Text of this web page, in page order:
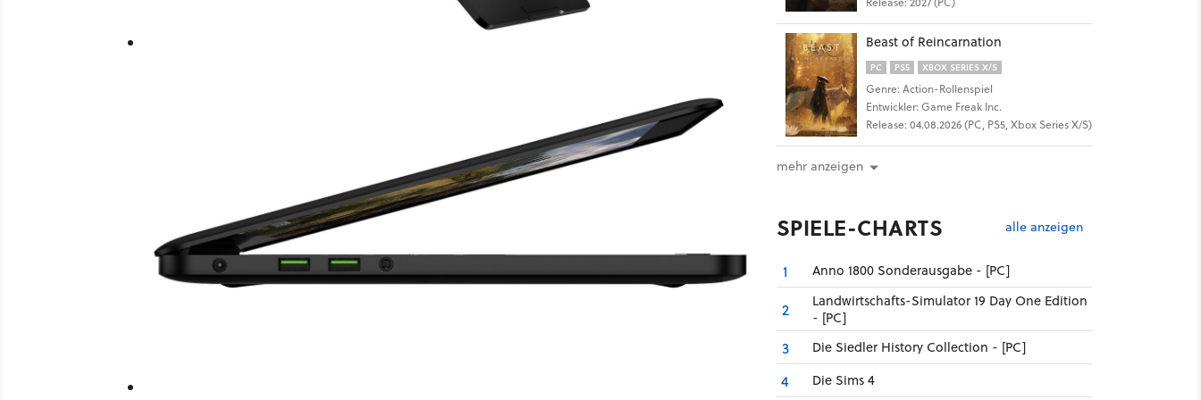
Beast of Reincarnation
PC PS5 XBOX SERIES X/S
Genre: Action-Rollenspiel
Entwickler: Game Freak Inc.
Release: 04.08.2026 (PC, PS5, Xbox Series X/S)
mehr anzeigen
SPIELE-CHARTS alle anzeigen
1 Anno 1800 Sonderausgabe - [PC]
2
Landwirtschafts-Simulator 19 Day One Edition
- [PC]
3 Die Siedler History Collection - [PC]
4 Die Sims 4